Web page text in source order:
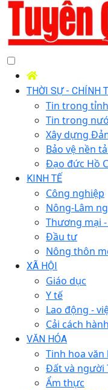
THỜI SỰ - CHÍNH
Tin trong tỉnh
Tin trong
Xây dựng
Bảo vệ nền
Đạo đức Hồ
KINH TẾ
Công nghiệp
Nông-Lâm
Thương mại
Đầu tư
Nông thôn
XÃ HỘI
Giáo dục
Y tế
Lao động -
Cải cách
VĂN HÓA
Tinh hoa văn
Đất và người
Ẩm thực